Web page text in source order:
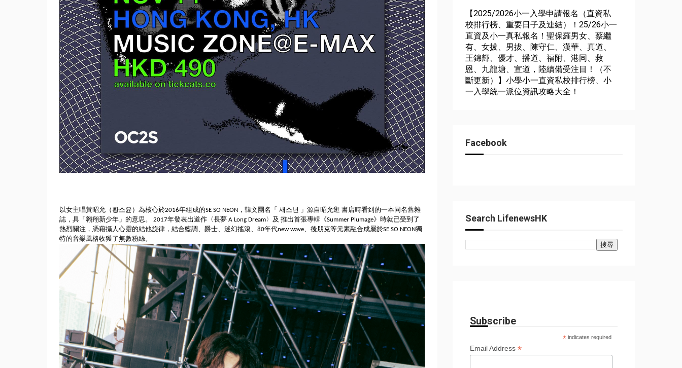
以女主唱黃昭允（황소윤）為核心於2016年組成的SE SO NEON，韓文團名「 새소년 」源自昭允逛 書店時看到的一本同名舊雜
誌，具「翱翔新少年」的意思。 2017年發表出道作〈長夢 A Long Dream〉及 推出首張專輯《Summer Plumage》時就已受到了
熱烈關注， 憑藉攝人心靈的結他旋律，結合藍調、爵士、迷幻搖滾、 80年代new wave、後朋克等元素融合成屬於SE SO NEON獨
特的音樂風格收獲了無數粉絲。
【2025/2026小一入學申請報名（直資私
校排行榜、重要日子及連結）！25/26小一
直資及小一真私報名！聖保羅男女、蔡繼
有、女拔、男拔、陳守仁、漢華、真道、
王錦輝、優才、播道、福附、港同、救
恩、九龍塘、宣道，陸續備受注目！（不
斷更新）】小學小一直資私校排行榜、小
一入學統一派位資訊攻略大全！
Facebook
Search LifenewsHK
Subscribe
* indicates required
Email Address *